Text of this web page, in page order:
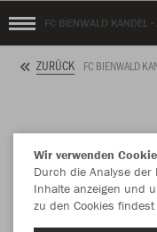
FC BIENWALD KANDEL -
ZURÜCK FC BIENWALD
Wir verwenden
Durch die Analyse
Inhalte anzeigen und
zu den Cookies